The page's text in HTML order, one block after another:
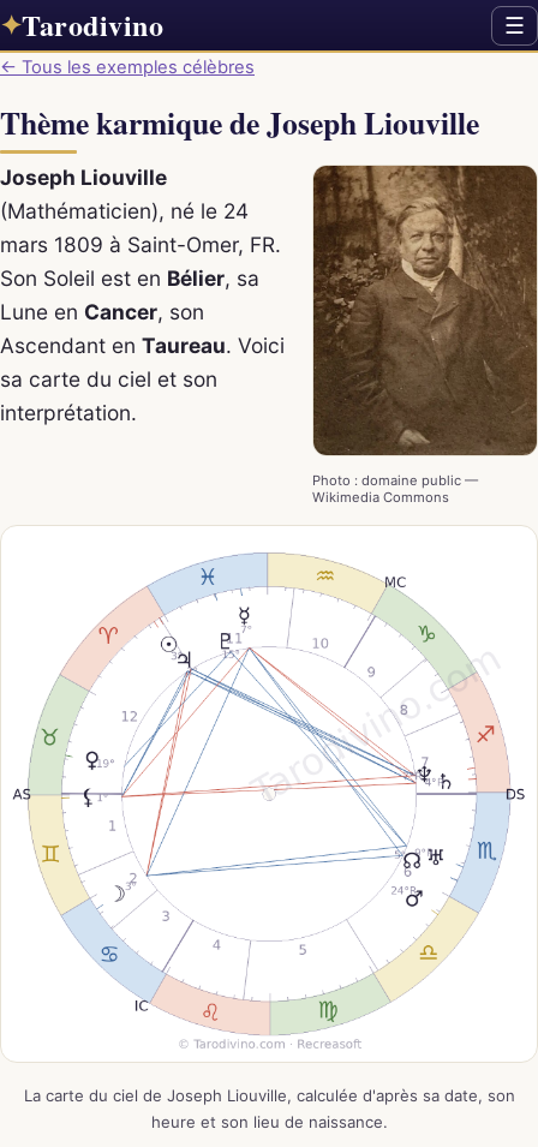
✦Tarodivino ☰
← Tous les exemples célèbres
Thème karmique de Joseph Liouville
Photo : domaine public —
Wikimedia Commons
Joseph Liouville
(Mathématicien), né le 24
mars 1809 à Saint-Omer, FR.
Son Soleil est en Bélier, sa
Lune en Cancer, son
Ascendant en Taureau. Voici
sa carte du ciel et son
interprétation.
La carte du ciel de Joseph Liouville, calculée d'après sa date, son
heure et son lieu de naissance.